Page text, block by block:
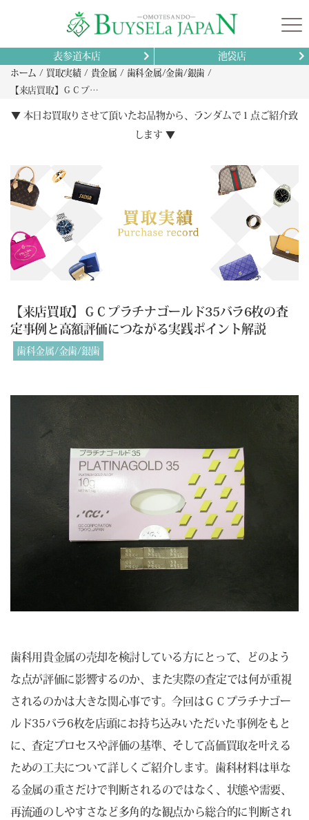
表参道本店 池袋店
ホーム 買取実績 貴金属
歯科金属/金歯/銀歯
【来店買取】ＧＣプラチナゴールド35バラ6枚の査定事例と高額評価につながる実践ポイント解説
▼ 本日お買取りさせて頂いたお品物から、ランダムで１点ご紹介致
します ▼
【来店買取】ＧＣプラチナゴールド35バラ6枚の査
定事例と高額評価につながる実践ポイント解説
歯科金属/金歯/銀歯
歯科用貴金属の売却を検討している方にとって、どのよう
な点が評価に影響するのか、また実際の査定では何が重視
されるのかは大きな関心事です。今回はＧＣプラチナゴー
ルド35バラ6枚を店頭にお持ち込みいただいた事例をもと
に、査定プロセスや評価の基準、そして高価買取を叶える
ための工夫について詳しくご紹介します。歯科材料は単な
る金属の重さだけで判断されるのではなく、状態や需要、
再流通のしやすさなど多角的な観点から総合的に判断され